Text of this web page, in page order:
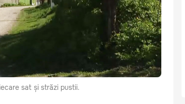
sat și străzi pustii.